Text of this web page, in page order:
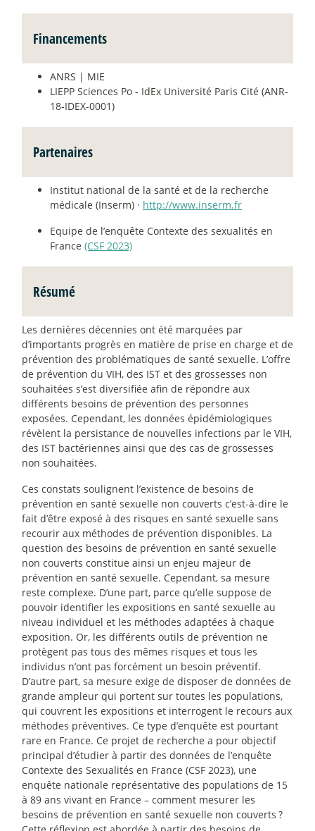
Financements
ANRS | MIE
LIEPP Sciences Po - IdEx Université Paris Cité (ANR-
18-IDEX-0001)
Partenaires
Institut national de la santé et de la recherche
médicale (Inserm) · http://www.inserm.fr
Equipe de l’enquête Contexte des sexualités en
France (CSF 2023)
Résumé
Les dernières décennies ont été marquées par
d’importants progrès en matière de prise en charge et de
prévention des problématiques de santé sexuelle. L’offre
de prévention du VIH, des IST et des grossesses non
souhaitées s’est diversifiée afin de répondre aux
différents besoins de prévention des personnes
exposées. Cependant, les données épidémiologiques
révèlent la persistance de nouvelles infections par le VIH,
des IST bactériennes ainsi que des cas de grossesses
non souhaitées.
Ces constats soulignent l’existence de besoins de
prévention en santé sexuelle non couverts c’est-à-dire le
fait d’être exposé à des risques en santé sexuelle sans
recourir aux méthodes de prévention disponibles. La
question des besoins de prévention en santé sexuelle
non couverts constitue ainsi un enjeu majeur de
prévention en santé sexuelle. Cependant, sa mesure
reste complexe. D’une part, parce qu’elle suppose de
pouvoir identifier les expositions en santé sexuelle au
niveau individuel et les méthodes adaptées à chaque
exposition. Or, les différents outils de prévention ne
protègent pas tous des mêmes risques et tous les
individus n’ont pas forcément un besoin préventif.
D’autre part, sa mesure exige de disposer de données de
grande ampleur qui portent sur toutes les populations,
qui couvrent les expositions et interrogent le recours aux
méthodes préventives. Ce type d’enquête est pourtant
rare en France. Ce projet de recherche a pour objectif
principal d’étudier à partir des données de l’enquête
Contexte des Sexualités en France (CSF 2023), une
enquête nationale représentative des populations de 15
à 89 ans vivant en France – comment mesurer les
besoins de prévention en santé sexuelle non couverts ?